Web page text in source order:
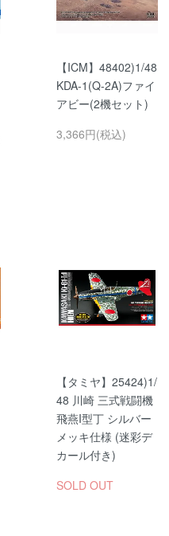
【ICM】48402)1/48
KDA-1(Q-2A)ファイ
アビー(2機セット)
3,366円(税込)
【タミヤ】25424)1/
48 川崎 三式戦闘機
飛燕I型丁 シルバー
メッキ仕様 (迷彩デ
カール付き)
SOLD OUT